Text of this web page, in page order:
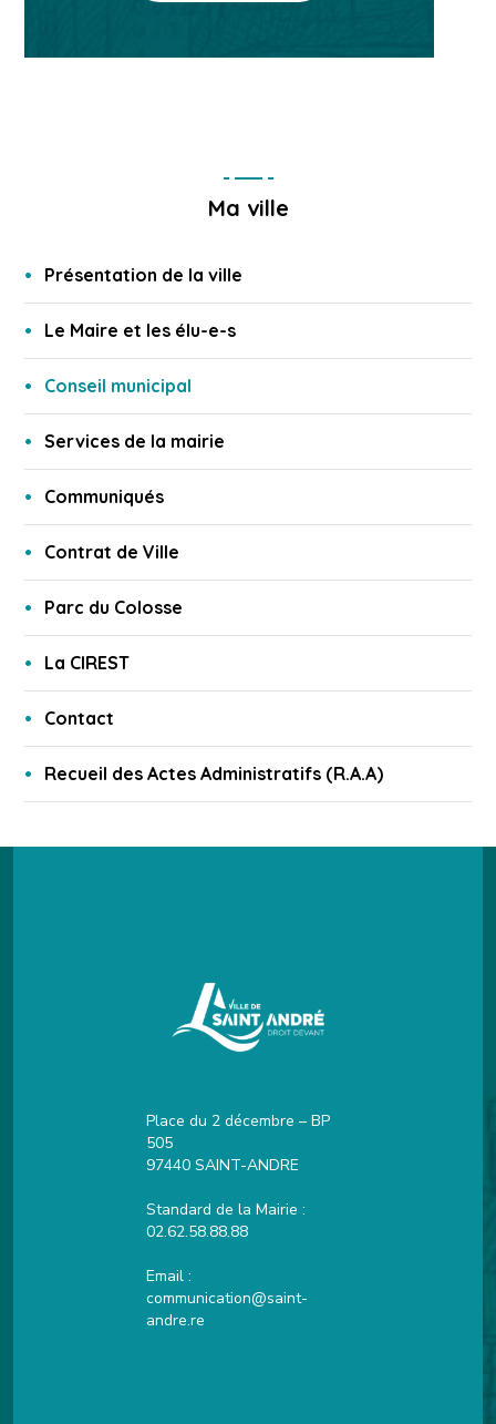
Ma ville
Présentation de la ville
Le Maire et les élu-e-s
Conseil municipal
Services de la mairie
Communiqués
Contrat de Ville
Parc du Colosse
La CIREST
Contact
Recueil des Actes Administratifs (R.A.A)
Place du 2 décembre – BP
505
97440 SAINT-ANDRE
Standard de la Mairie :
02.62.58.88.88
Email :
communication@saint-
andre.re